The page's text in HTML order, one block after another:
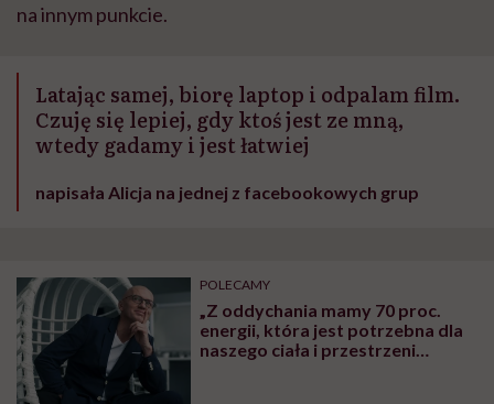
na innym punkcie.
Latając samej, biorę laptop i odpalam film.
Czuję się lepiej, gdy ktoś jest ze mną,
wtedy gadamy i jest łatwiej
napisała Alicja na jednej z facebookowych grup
POLECAMY
„Z oddychania mamy 70 proc.
energii, która jest potrzebna dla
naszego ciała i przestrzeni